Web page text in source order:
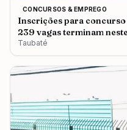
CONCURSOS & EMPREGO
Inscrições para
239 vagas terminam
Taubaté